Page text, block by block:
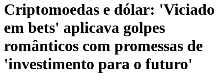
Criptomoedas e dólar: 'Viciado
em bets' aplicava golpes
românticos com promessas de
'investimento para o futuro'